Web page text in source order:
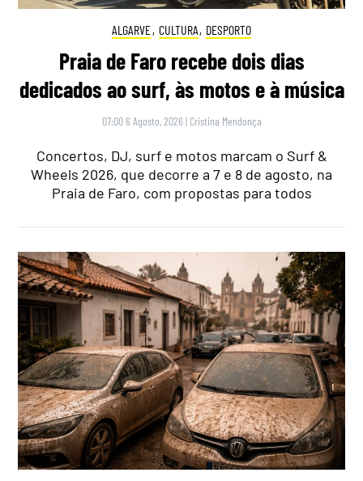
ALGARVE, CULTURA, DESPORTO
Praia de Faro recebe dois dias
dedicados ao surf, às motos e à música
07:00 6 Agosto, 2026 | Cristina Mendonça
Concertos, DJ, surf e motos marcam o Surf &
Wheels 2026, que decorre a 7 e 8 de agosto, na
Praia de Faro, com propostas para todos